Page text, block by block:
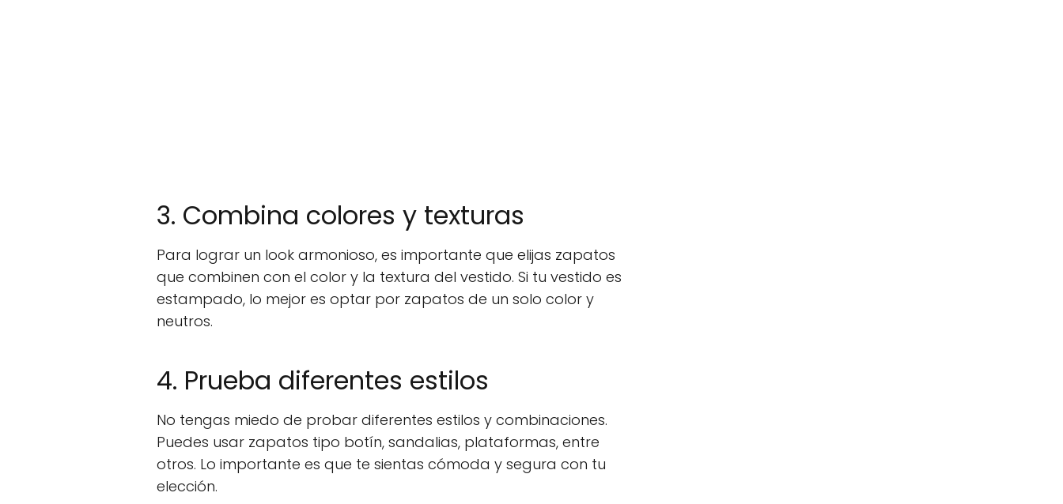
3. Combina colores y texturas
Para lograr un look armonioso, es importante que elijas zapatos
que combinen con el color y la textura del vestido. Si tu vestido es
estampado, lo mejor es optar por zapatos de un solo color y
neutros.
4. Prueba diferentes estilos
No tengas miedo de probar diferentes estilos y combinaciones.
Puedes usar zapatos tipo botín, sandalias, plataformas, entre
otros. Lo importante es que te sientas cómoda y segura con tu
elección.